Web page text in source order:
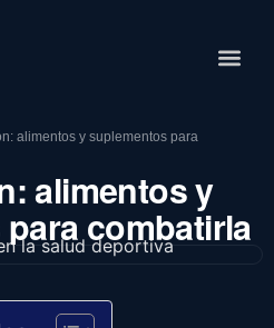
alimentos y suplementos para
alimentos y
combatirla